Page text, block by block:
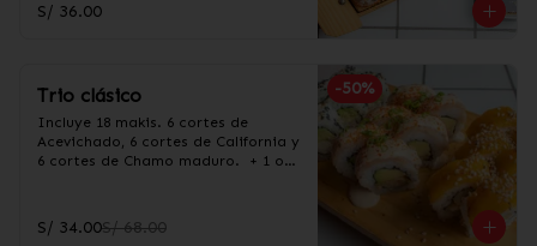
S/ 36.00
-50%
Trio clásico
Incluye 18 makis. 6 cortes de
Acevichado, 6 cortes de California y
6 cortes de Chamo maduro.  + 1 oz
S/ 34.00S/ 68.00